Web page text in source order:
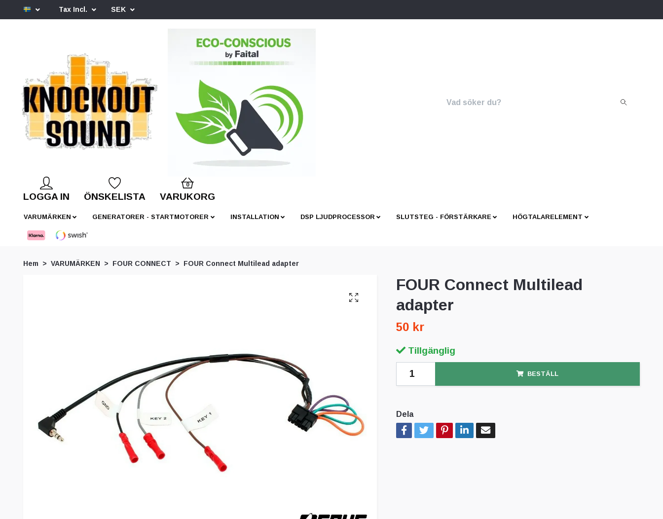
Tax Incl. SEK
LOGGA IN ÖNSKELISTA
0
VARUKORG
VARUMÄRKEN GENERATORER - STARTMOTORER INSTALLATION DSP LJUDPROCESSOR SLUTSTEG - FÖRSTÄRKARE HÖGTALARELEMENT
Hem VARUMÄRKEN FOUR CONNECT FOUR Connect Multilead adapter
FOUR Connect Multilead
adapter
50 kr
Tillgänglig
BESTÄLL
Dela